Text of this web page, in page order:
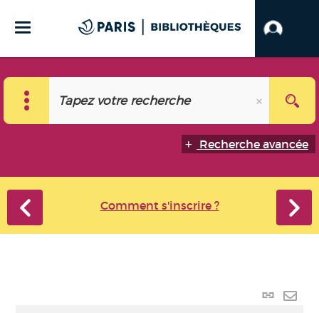
Recherche avancée
Comment s'inscrire ?
Lien